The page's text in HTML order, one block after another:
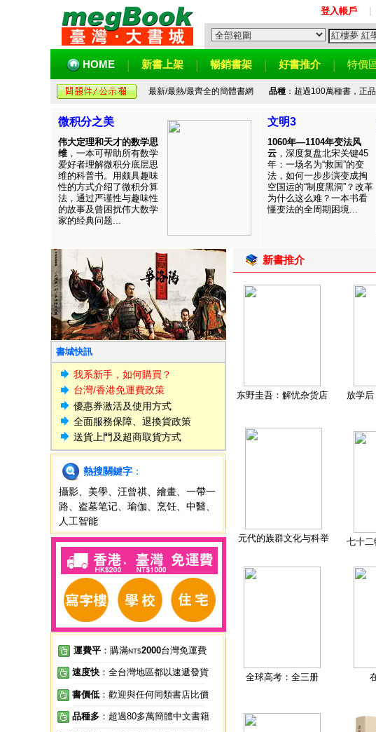
登入帳戶
HOME 新書上架 暢銷書架 好書推介 特價
最新/最熱/最齊全的簡體書網 品種：超過100萬種書，正
微积分之美
伟大定理和天才的数学思
维 ，一本可帮助所有数学
爱好者理解微积分底层思
维的科普书。用颇具趣味
性的方式介绍了微积分算
法，通过严谨性与趣味性
的故事及曾困扰伟大数学
家的经典问题...
文明3
1060年—1104年变法风
云 ，深度复盘北宋关键45
年：一场名为“救国”的变
法，如何一步步演变成掏
空国运的“制度黑洞”？改革
为什么这么难？一本书看
懂变法的全周期困境...
書城快訊
我系新手，如何購買？
台灣/香港免運費政策
優惠券激活及使用方式
全面服務保障、退換貨政策
送貨上門及超商取貨方式
熱搜關鍵字 ：
攝影
美學 汪曾祺 繪畫
一帶一
路
盗墓笔记 瑜伽 烹饪 中醫
人工智能
運費平 ：購滿NT$2000台灣免運費
速度快 ：全台灣地區都以速遞發貨
書價低 ：歡迎與任何同類書店比價
品種多 ：超過80多萬簡體中文書籍
新書推介
东野圭吾：解忧杂货店
放学后
元代的族群文化与科举 七十二
全球高考：全三册